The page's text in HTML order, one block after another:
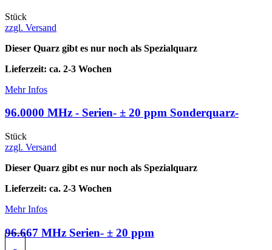
Stück
zzgl. Versand
Dieser Quarz gibt es nur noch als Spezialquarz
Lieferzeit: ca. 2-3 Wochen
Mehr Infos
96.0000 MHz - Serien- ± 20 ppm Sonderquarz-
Stück
zzgl. Versand
Dieser Quarz gibt es nur noch als Spezialquarz
Lieferzeit: ca. 2-3 Wochen
Mehr Infos
96.667 MHz Serien- ± 20 ppm